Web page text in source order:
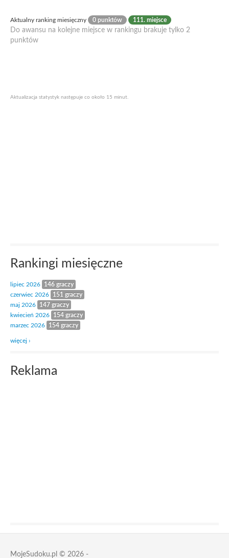
Aktualny ranking miesięczny 0 punktów 111. miejsce
Do awansu na kolejne miejsce w rankingu brakuje tylko 2
punktów
Aktualizacja statystyk następuje co około 15 minut.
Rankingi miesięczne
lipiec 2026
146 graczy
czerwiec 2026
151 graczy
maj 2026
147 graczy
kwiecień 2026
154 graczy
marzec 2026
154 graczy
więcej ›
Reklama
MojeSudoku.pl © 2026 -